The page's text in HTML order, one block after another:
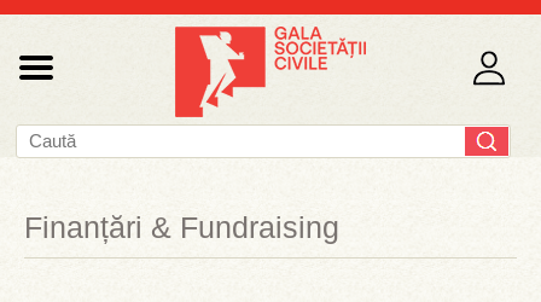
Finanțări & Fundraising